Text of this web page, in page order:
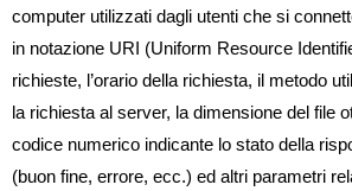
computer utilizzati dagli utenti che si
in notazione URI (Uniform Resource
richieste, l’orario della richiesta, il metodo
la richiesta al server, la dimensione del file
codice numerico indicante lo stato della
(buon fine, errore, ecc.) ed altri parametri